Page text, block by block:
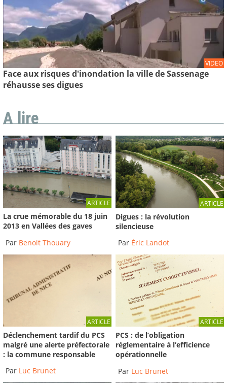
VIDEO
Face aux risques d'inondation la ville de Sassenage
réhausse ses digues
A lire
ARTICLE
La crue mémorable du 18 juin
2013 en Vallées des gaves
Par Benoit Thouary
ARTICLE
Digues : la révolution
silencieuse
Par Éric Landot
ARTICLE
Déclenchement tardif du PCS
malgré une alerte préfectorale
: la commune responsable
Par Luc Brunet
ARTICLE
PCS : de l’obligation
réglementaire à l’efficience
opérationnelle
Par Luc Brunet